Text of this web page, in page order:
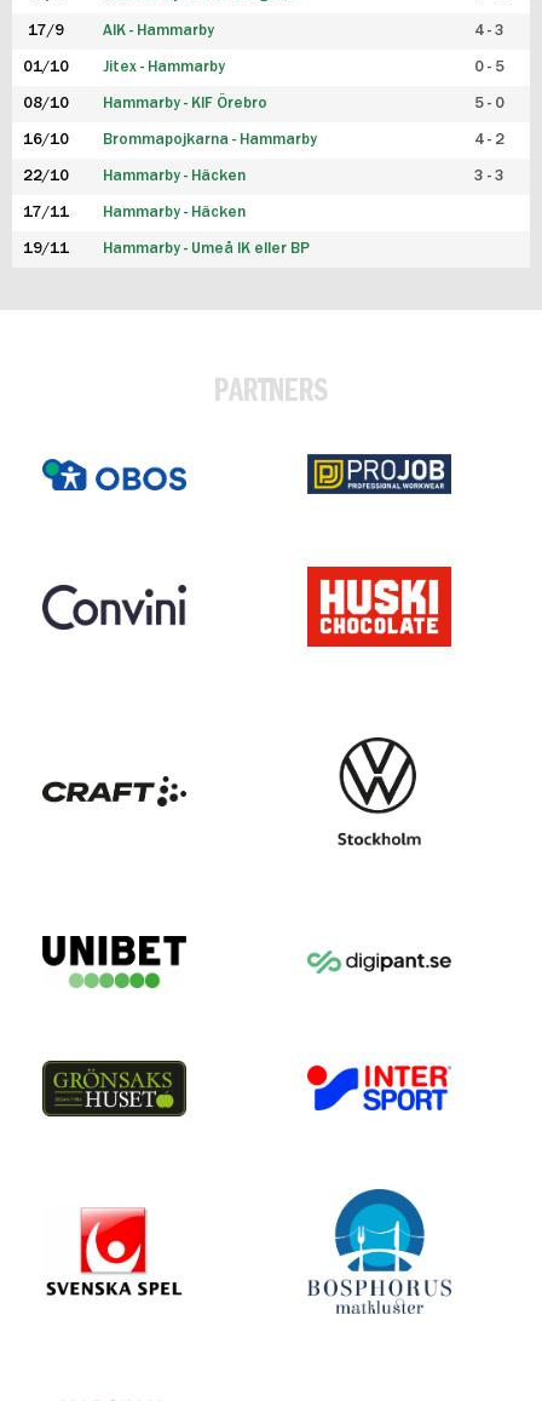
17/9 AIK - Hammarby 4 - 3
01/10 Jitex - Hammarby 0 - 5
08/10 Hammarby - KIF Örebro 5 - 0
16/10 Brommapojkarna - Hammarby 4 - 2
22/10 Hammarby - Häcken 3 - 3
17/11 Hammarby - Häcken
19/11 Hammarby - Umeå IK eller BP
PARTNERS